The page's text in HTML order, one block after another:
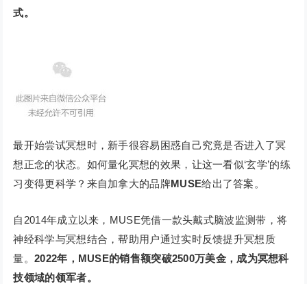
式。
最开始尝试冥想时，新手很容易困惑自己究竟是否进入了冥
想正念的状态。如何量化冥想的效果，让这一看似‘玄学’的练
习变得更科学？来自加拿大的品牌MUSE给出了答案。
自2014年成立以来，MUSE凭借一款头戴式脑波监测带，将
神经科学与冥想结合，帮助用户通过实时反馈提升冥想质
量。2022年，MUSE的销售额突破2500万美金，成为冥想科
技领域的领军者。